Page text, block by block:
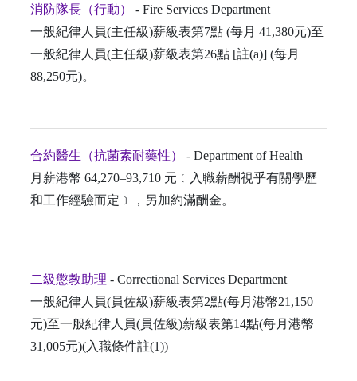
消防隊長（行動）
- Fire Services Department
一般紀律人員(主任級)薪級表第7點 (每月 41,380元)至
一般紀律人員(主任級)薪級表第26點 [註(a)] (每月
88,250元)。
合約醫生（抗菌素耐藥性）
- Department of Health
月薪港幣 64,270–93,710 元﹝入職薪酬視乎有關學歷
和工作經驗而定﹞，另加約滿酬金。
二級懲教助理 - Correctional Services Department
一般紀律人員(員佐級)薪級表第2點(每月港幣21,150
元)至一般紀律人員(員佐級)薪級表第14點(每月港幣
31,005元)(入職條件註(1))